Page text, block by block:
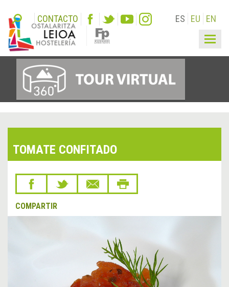
CONTACTO ES EU EN
TOMATE CONFITADO
COMPARTIR